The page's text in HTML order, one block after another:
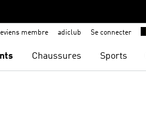
membre adiclub Se connecter
Chaussures Sports